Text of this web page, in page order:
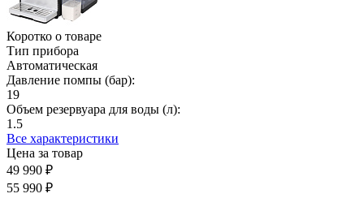
Коротко о товаре
Тип прибора
Автоматическая
Давление помпы (бар):
19
Объем резервуара для воды (л):
1.5
Все характеристики
Цена за товар
49 990 ₽
55 990 ₽